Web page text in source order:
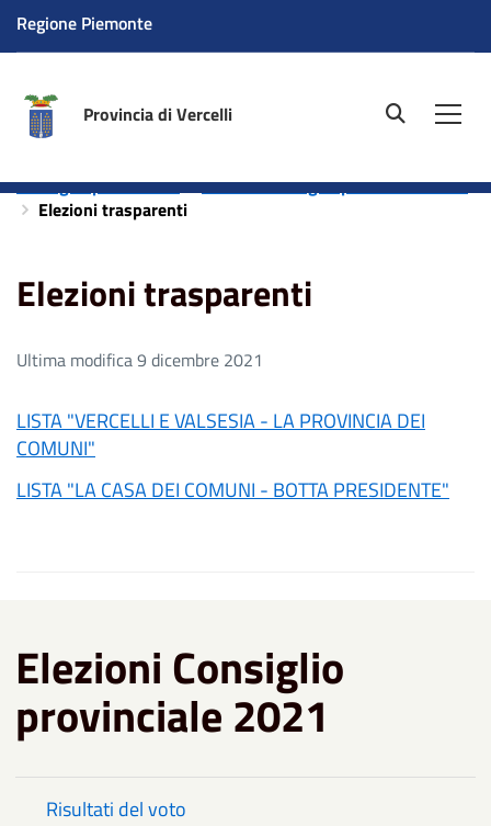
Regione Piemonte
Provincia di Vercelli site.searc
Consiglio provinciale
Elezioni Consiglio provinciale 2021
Elezioni trasparenti
Elezioni trasparenti
Ultima modifica 9 dicembre 2021
LISTA "VERCELLI E VALSESIA - LA PROVINCIA DEI
COMUNI"
LISTA "LA CASA DEI COMUNI - BOTTA PRESIDENTE"
Elezioni Consiglio
provinciale 2021
Risultati del voto